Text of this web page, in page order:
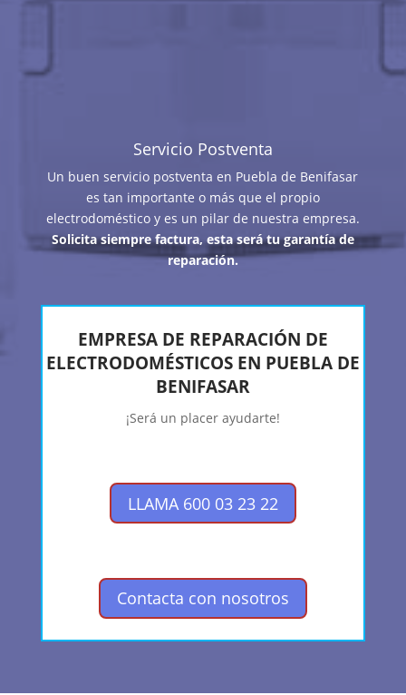
Servicio Postventa
Un buen servicio postventa en Puebla de Benifasar
es tan importante o más que el propio
electrodoméstico y es un pilar de nuestra empresa.
Solicita siempre factura, esta será tu garantía de
reparación.
EMPRESA DE REPARACIÓN DE
ELECTRODOMÉSTICOS EN PUEBLA DE
BENIFASAR
¡Será un placer ayudarte!
LLAMA 600 03 23 22
Contacta con nosotros